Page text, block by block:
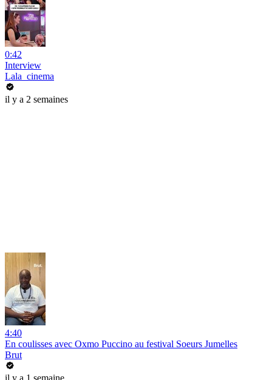
0:42
Interview
Lala_cinema
il y a 2 semaines
4:40
En coulisses avec Oxmo Puccino au festival Soeurs Jumelles
Brut